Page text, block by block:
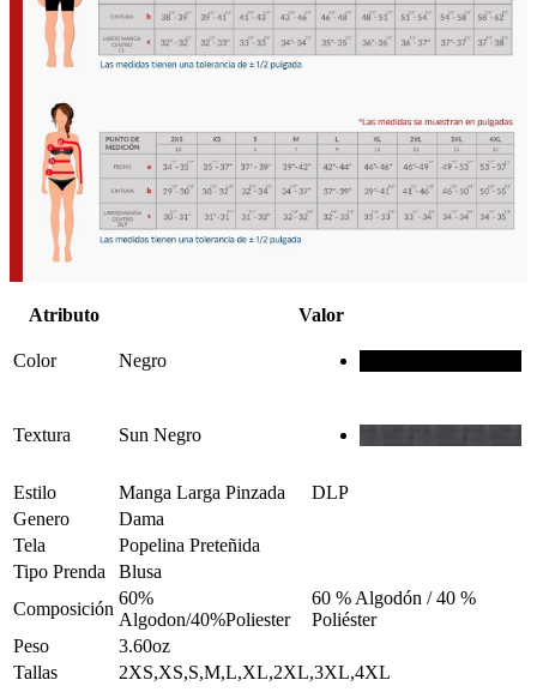
Atributo Valor
Color Negro
Textura Sun Negro
Estilo Manga Larga Pinzada
DLP
Genero
Dama
Tela
Popelina Preteñida
Tipo Prenda
Blusa
Composición
60%
Algodon/40%Poliester
60 % Algodón / 40 %
Poliéster
Peso
3.60oz
Tallas
2XS,XS,S,M,L,XL,2XL,3XL,4XL